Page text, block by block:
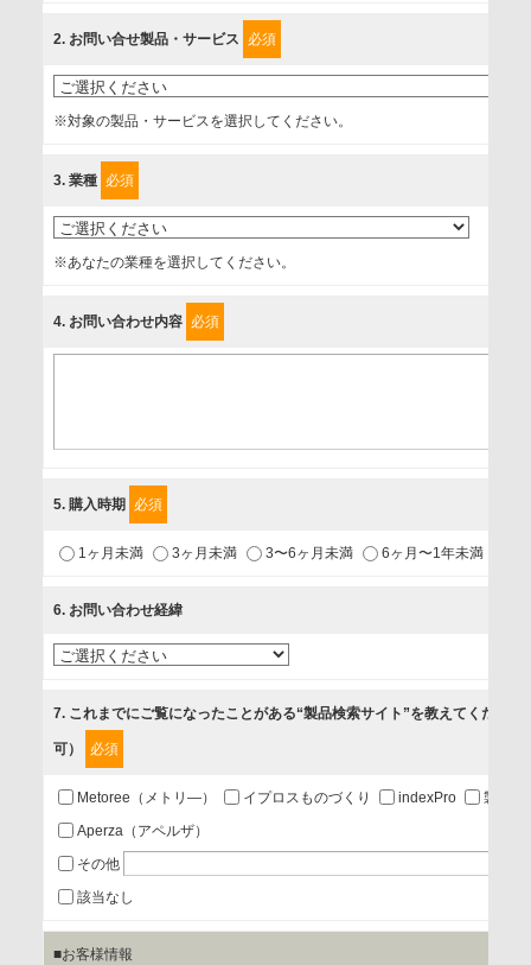
内等のために利用させていただいております。
情報を提供されるお客様（本人）に対して、情報の収集目
的、管理者、提供の有無、情報提供の任意性や権利について
確認し、当社への情報提供がお客様の懸念にならないよう
上げます。
事業者名
個人情報保護責任者
1.当社が取り扱う商品・サービスに関するご案内
2.当社が開催（主催・共催・協賛）するセミナーなど、各種イ
3.お客様の業務内容、及び興味、関心に応じた情報の提供
4.お客様満足度調査等のアンケートの依頼
第三者提供の有無
あり
a.個人情報の提供・利用目的
当該企業/団体のサービス等のご案内及び当該企業/団体からの
2. お問い合せ製品・サービス 必須
※対象の製品・サービスを選択してください。
3. 業種 必須
※あなたの業種を選択してください。
4. お問い合わせ内容 必須
5. 購入時期 必須
1ヶ月未満 3ヶ月未満 3〜6ヶ月未満 6ヶ月〜1年未満
6. お問い合わせ経緯
7. これまでにご覧になったことがある“製品検索サイト”を教えてください
可） 必須
Metoree（メトリ―） イプロスものづくり indexPro
製品ナ
Aperza（アペルザ）
その他
該当なし
■お客様情報